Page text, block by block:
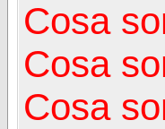
Cosa
Cosa
Cosa